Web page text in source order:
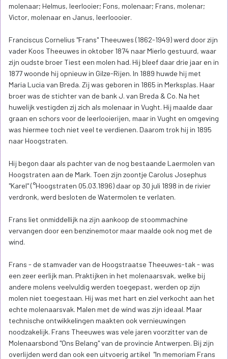
molenaar; Helmus, leerlooier; Fons, molenaar; Frans, molenar;
Victor, molenaar en Janus, leerloooier.
Franciscus Cornelius "Frans" Theeuwes (1862-1949) werd door zijn
vader Koos Theeuwes in oktober 1874 naar Mierlo gestuurd, waar
zijn oudste broer Tiest een molen had. Hij bleef daar drie jaar en in
1877 woonde hij opnieuw in Gilze-Rijen. In 1889 huwde hij met
Maria Lucia van Breda. Zij was geboren in 1865 in Merksplas. Haar
broer was de stichter van de bank J. van Breda & Co. Na het
huwelijk vestigden zij zich als molenaar in Vught. Hij maalde daar
graan en schors voor de leerlooierijen, maar in Vught en omgeving
was hiermee toch niet veel te verdienen. Daarom trok hij in 1895
naar Hoogstraten.
Hij begon daar als pachter van de nog bestaande Laermolen van
Hoogstraten aan de Mark. Toen zijn zoontje Carolus Josephus
"Karel" (°Hoogstraten 05.03.1896) daar op 30 juli 1898 in de rivier
verdronk, werd besloten de Watermolen te verlaten.
Frans liet onmiddellijk na zijn aankoop de stoommachine
vervangen door een benzinemotor maar maalde ook nog met de
wind.
Frans - de stamvader van de Hoogstraatse Theeuwes-tak - was
een zeer eerlijk man. Praktijken in het molenaarsvak, welke bij
andere molens veelvuldig werden toegepast, werden op zijn
molen niet toegestaan. Hij was met hart en ziel verkocht aan het
echte molenaarsvak. Malen met de wind was zijn ideaal. Maar
technische ontwikkelingen maakten ook vernieuwingen
noodzakelijk. Frans Theeuwes was vele jaren voorzitter van de
Molenaarsbond "Ons Belang" van de provincie Antwerpen. Bij zijn
overlijden werd dan ook een uitvoerig artikel "In memoriam Frans